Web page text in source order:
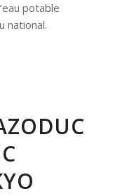
potable
national.